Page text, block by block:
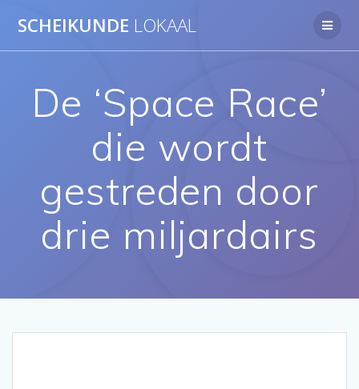
naar
SCHEIKUNDE LOKAAL
De ‘Space Race’
die wordt
gestreden door
drie miljardairs